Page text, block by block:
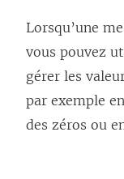
Lorsqu’une
vous pouvez
gérer les
par exemple
des zéros ou